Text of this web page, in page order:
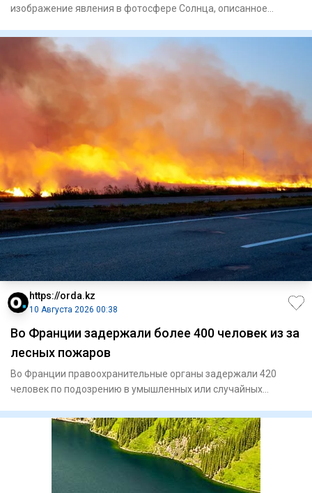
изображение явления в фотосфере Солнца, описанное
https://orda.kz
10 Августа 2026 00:38
Во Франции задержали более 400 человек из за
лесных пожаров
Во Франции правоохранительные органы задержали 420
человек по подозрению в умышленных или случайных